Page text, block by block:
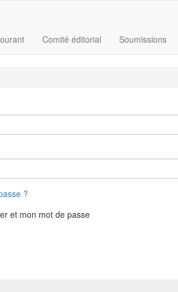
Comité éditorial Soumissions
?
et mon mot de passe